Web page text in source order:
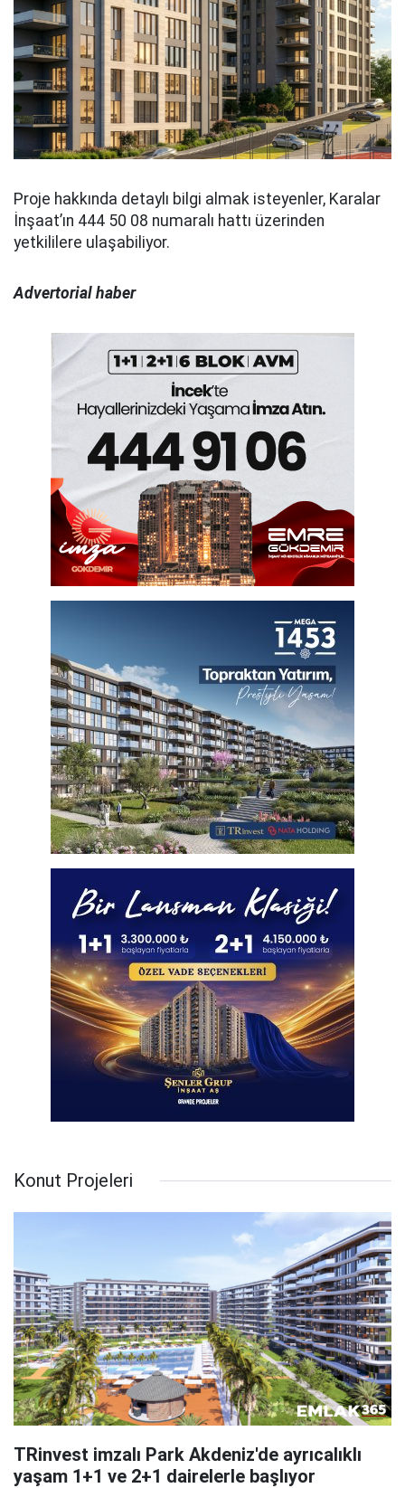
Proje hakkında detaylı bilgi almak isteyenler, Karalar
İnşaat’ın 444 50 08 numaralı hattı üzerinden
yetkililere ulaşabiliyor.
Advertorial haber
Konut Projeleri
TRinvest imzalı Park Akdeniz'de ayrıcalıklı
yaşam 1+1 ve 2+1 dairelerle başlıyor